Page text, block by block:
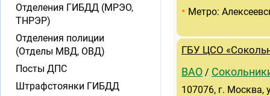
• Метро:
ГБУ ЦСО
ВАО /
107076, г. Москва,
Отделения ГИБДД (МРЭО,
ТНРЭР)
Отделения полиции
(Отделы МВД, ОВД)
Посты ДПС
Штрафстоянки ГИБДД